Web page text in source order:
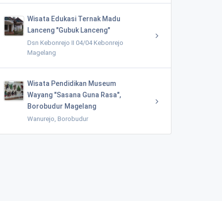
Wisata Edukasi Ternak Madu
Lanceng "Gubuk Lanceng"
Dsn Kebonrejo II 04/04 Kebonrejo
Magelang
Wisata Pendidikan Museum
Wayang "Sasana Guna Rasa",
Borobudur Magelang
Wanurejo, Borobudur